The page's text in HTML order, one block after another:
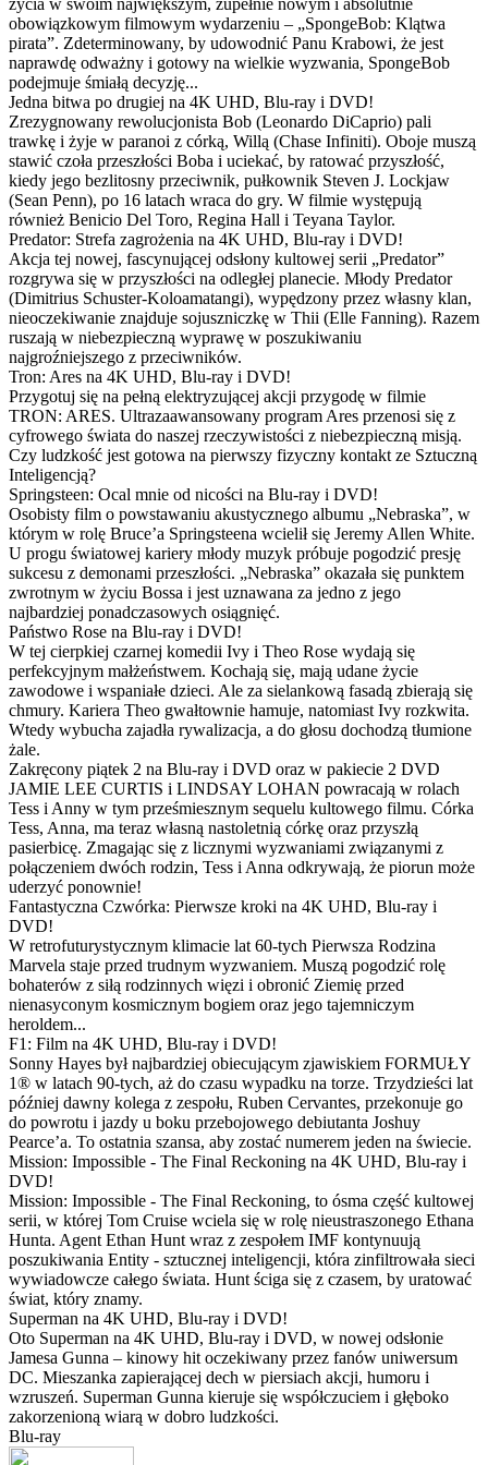
życia w swoim największym, zupełnie nowym i absolutnie
obowiązkowym filmowym wydarzeniu – „SpongeBob: Klątwa
pirata”. Zdeterminowany, by udowodnić Panu Krabowi, że jest
naprawdę odważny i gotowy na wielkie wyzwania, SpongeBob
podejmuje śmiałą decyzję...
Jedna bitwa po drugiej na 4K UHD, Blu-ray i DVD!
Zrezygnowany rewolucjonista Bob (Leonardo DiCaprio) pali
trawkę i żyje w paranoi z córką, Willą (Chase Infiniti). Oboje muszą
stawić czoła przeszłości Boba i uciekać, by ratować przyszłość,
kiedy jego bezlitosny przeciwnik, pułkownik Steven J. Lockjaw
(Sean Penn), po 16 latach wraca do gry. W filmie występują
również Benicio Del Toro, Regina Hall i Teyana Taylor.
Predator: Strefa zagrożenia na 4K UHD, Blu-ray i DVD!
Akcja tej nowej, fascynującej odsłony kultowej serii „Predator”
rozgrywa się w przyszłości na odległej planecie. Młody Predator
(Dimitrius Schuster-Koloamatangi), wypędzony przez własny klan,
nieoczekiwanie znajduje sojuszniczkę w Thii (Elle Fanning). Razem
ruszają w niebezpieczną wyprawę w poszukiwaniu
najgroźniejszego z przeciwników.
Tron: Ares na 4K UHD, Blu-ray i DVD!
Przygotuj się na pełną elektryzującej akcji przygodę w filmie
TRON: ARES. Ultrazaawansowany program Ares przenosi się z
cyfrowego świata do naszej rzeczywistości z niebezpieczną misją.
Czy ludzkość jest gotowa na pierwszy fizyczny kontakt ze Sztuczną
Inteligencją?
Springsteen: Ocal mnie od nicości na Blu-ray i DVD!
Osobisty film o powstawaniu akustycznego albumu „Nebraska”, w
którym w rolę Bruce’a Springsteena wcielił się Jeremy Allen White.
U progu światowej kariery młody muzyk próbuje pogodzić presję
sukcesu z demonami przeszłości. „Nebraska” okazała się punktem
zwrotnym w życiu Bossa i jest uznawana za jedno z jego
najbardziej ponadczasowych osiągnięć.
Państwo Rose na Blu-ray i DVD!
W tej cierpkiej czarnej komedii Ivy i Theo Rose wydają się
perfekcyjnym małżeństwem. Kochają się, mają udane życie
zawodowe i wspaniałe dzieci. Ale za sielankową fasadą zbierają się
chmury. Kariera Theo gwałtownie hamuje, natomiast Ivy rozkwita.
Wtedy wybucha zajadła rywalizacja, a do głosu dochodzą tłumione
żale.
Zakręcony piątek 2 na Blu-ray i DVD oraz w pakiecie 2 DVD
JAMIE LEE CURTIS i LINDSAY LOHAN powracają w rolach
Tess i Anny w tym prześmiesznym sequelu kultowego filmu. Córka
Tess, Anna, ma teraz własną nastoletnią córkę oraz przyszłą
pasierbicę. Zmagając się z licznymi wyzwaniami związanymi z
połączeniem dwóch rodzin, Tess i Anna odkrywają, że piorun może
uderzyć ponownie!
Fantastyczna Czwórka: Pierwsze kroki na 4K UHD, Blu-ray i
DVD!
W retrofuturystycznym klimacie lat 60-tych Pierwsza Rodzina
Marvela staje przed trudnym wyzwaniem. Muszą pogodzić rolę
bohaterów z siłą rodzinnych więzi i obronić Ziemię przed
nienasyconym kosmicznym bogiem oraz jego tajemniczym
heroldem...
F1: Film na 4K UHD, Blu-ray i DVD!
Sonny Hayes był najbardziej obiecującym zjawiskiem FORMUŁY
1® w latach 90-tych, aż do czasu wypadku na torze. Trzydzieści lat
później dawny kolega z zespołu, Ruben Cervantes, przekonuje go
do powrotu i jazdy u boku przebojowego debiutanta Joshuy
Pearce’a. To ostatnia szansa, aby zostać numerem jeden na świecie.
Mission: Impossible - The Final Reckoning na 4K UHD, Blu-ray i
DVD!
Mission: Impossible - The Final Reckoning, to ósma część kultowej
serii, w której Tom Cruise wciela się w rolę nieustraszonego Ethana
Hunta. Agent Ethan Hunt wraz z zespołem IMF kontynuują
poszukiwania Entity - sztucznej inteligencji, która zinfiltrowała sieci
wywiadowcze całego świata. Hunt ściga się z czasem, by uratować
świat, który znamy.
Superman na 4K UHD, Blu-ray i DVD!
Oto Superman na 4K UHD, Blu-ray i DVD, w nowej odsłonie
Jamesa Gunna – kinowy hit oczekiwany przez fanów uniwersum
DC. Mieszanka zapierającej dech w piersiach akcji, humoru i
wzruszeń. Superman Gunna kieruje się współczuciem i głęboko
zakorzenioną wiarą w dobro ludzkości.
Blu-ray